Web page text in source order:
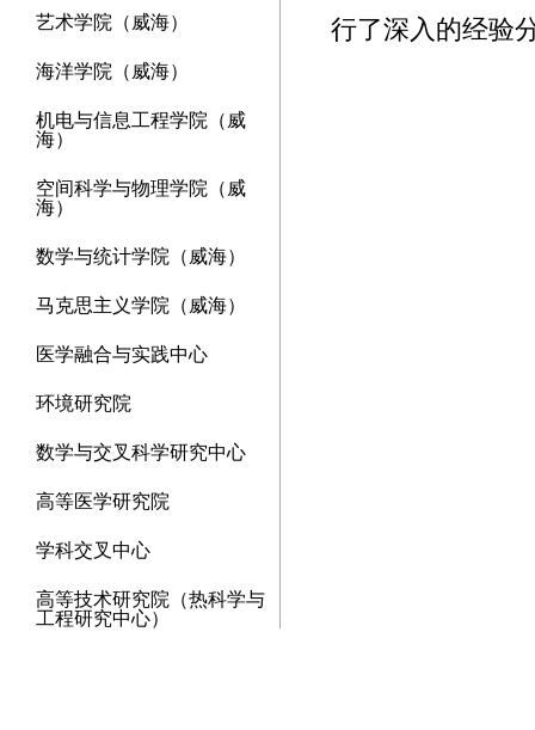
艺术学院（威海）
海洋学院（威海）
机电与信息工程学院（威
海）
空间科学与物理学院（威
海）
数学与统计学院（威海）
马克思主义学院（威海）
医学融合与实践中心
环境研究院
数学与交叉科学研究中心
高等医学研究院
学科交叉中心
高等技术研究院（热科学与
工程研究中心）
行了深入的经验